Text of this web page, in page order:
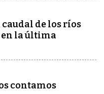
de los ríos
en la última
contamos